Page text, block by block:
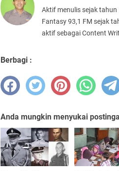
Aktif menulis sejak
Fantasy 93,1 FM sejak
aktif sebagai Content
Berbagi :
Anda mungkin menyukai